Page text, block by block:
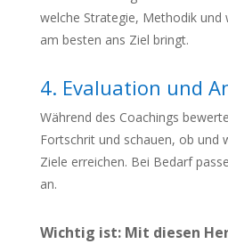
welche Strategie, Methodik und
am besten ans Ziel bringt.
4. Evaluation und
Während des Coachings
Fortschrit und schauen, ob und
Ziele erreichen. Bei Bedarf
an.
Wichtig ist: Mit diesen